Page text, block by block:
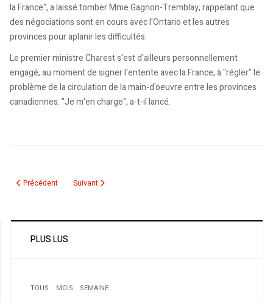
la France", a laissé tomber Mme Gagnon-Tremblay, rappelant que
des négociations sont en cours avec l'Ontario et les autres
provinces pour aplanir les difficultés.
Le premier ministre Charest s'est d'ailleurs personnellement
engagé, au moment de signer l'entente avec la France, à "régler" le
problème de la circulation de la main-d'oeuvre entre les provinces
canadiennes. "Je m'en charge", a-t-il lancé.
Article précédent : Huit qualités pour réussir
Précédent Article suivant : Transiger avec un défaitiste
Suivant
PLUS LUS
TOUS MOIS SEMAINE